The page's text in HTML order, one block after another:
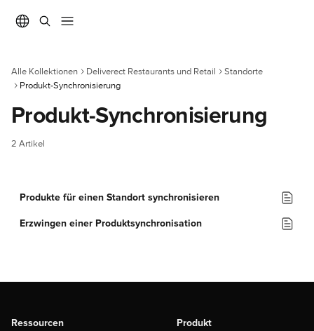
Alle Kollektionen Deliverect Restaurants und Retail
Standorte
Produkt-Synchronisierung
Produkt-Synchronisierung
2 Artikel
Produkte für einen Standort synchronisieren
Erzwingen einer Produktsynchronisation
Ressourcen Produkt